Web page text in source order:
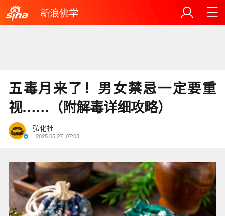
新浪佛学
五毒月来了！男女禁忌一定要重
视……（附解毒详细攻略）
弘化社
2025.05.27 07:03